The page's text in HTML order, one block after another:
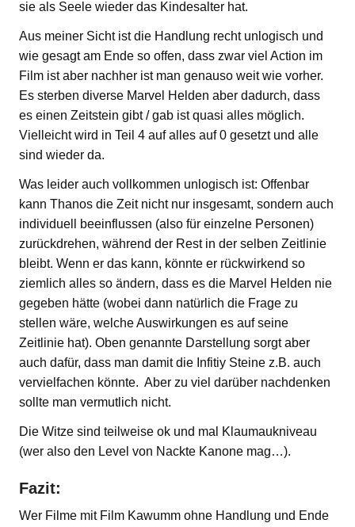
sie als Seele wieder das Kindesalter hat.
Aus meiner Sicht ist die Handlung recht unlogisch und
wie gesagt am Ende so offen, dass zwar viel Action im
Film ist aber nachher ist man genauso weit wie vorher.
Es sterben diverse Marvel Helden aber dadurch, dass
es einen Zeitstein gibt / gab ist quasi alles möglich.
Vielleicht wird in Teil 4 auf alles auf 0 gesetzt und alle
sind wieder da.
Was leider auch vollkommen unlogisch ist: Offenbar
kann Thanos die Zeit nicht nur insgesamt, sondern auch
individuell beeinflussen (also für einzelne Personen)
zurückdrehen, während der Rest in der selben Zeitlinie
bleibt. Wenn er das kann, könnte er rückwirkend so
ziemlich alles so ändern, dass es die Marvel Helden nie
gegeben hätte (wobei dann natürlich die Frage zu
stellen wäre, welche Auswirkungen es auf seine
Zeitlinie hat). Oben genannte Darstellung sorgt aber
auch dafür, dass man damit die Infitiy Steine z.B. auch
vervielfachen könnte. Aber zu viel darüber nachdenken
sollte man vermutlich nicht.
Die Witze sind teilweise ok und mal Klaumaukniveau
(wer also den Level von Nackte Kanone mag…).
Fazit:
Wer Filme mit Film Kawumm ohne Handlung und Ende